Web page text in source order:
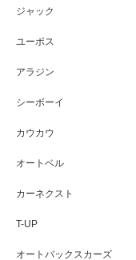
ジャック
ユーポス
アラジン
シーボーイ
カウカウ
オートベル
カーネクスト
T-UP
オートバックスカーズ